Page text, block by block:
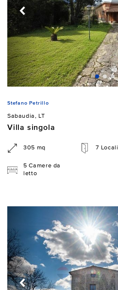
Stefano Petrillo
Sabaudia, LT
Villa singola
305 mq 7 Locali
5 Camere da
letto